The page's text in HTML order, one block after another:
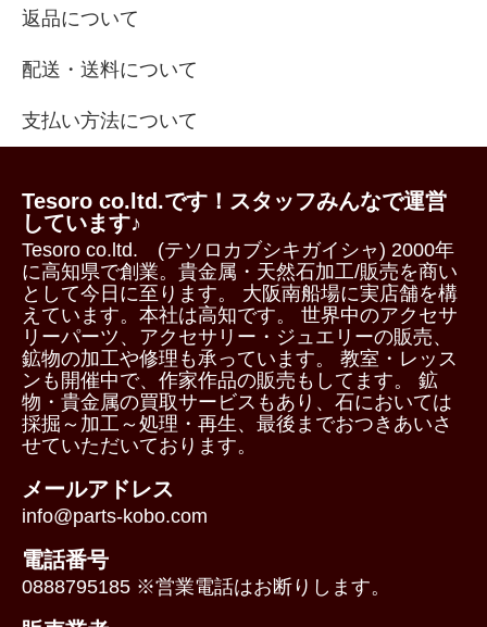
返品について
配送・送料について
支払い方法について
Tesoro co.ltd.です！スタッフみんなで運営
しています♪
Tesoro co.ltd. (テソロカブシキガイシャ) 2000年
に高知県で創業。貴金属・天然石加工/販売を商い
として今日に至ります。 大阪南船場に実店舗を構
えています。本社は高知です。 世界中のアクセサ
リーパーツ、アクセサリー・ジュエリーの販売、
鉱物の加工や修理も承っています。 教室・レッス
ンも開催中で、作家作品の販売もしてます。 鉱
物・貴金属の買取サービスもあり、石においては
採掘～加工～処理・再生、最後までおつきあいさ
せていただいております。
メールアドレス
info@parts-kobo.com
電話番号
0888795185 ※営業電話はお断りします。